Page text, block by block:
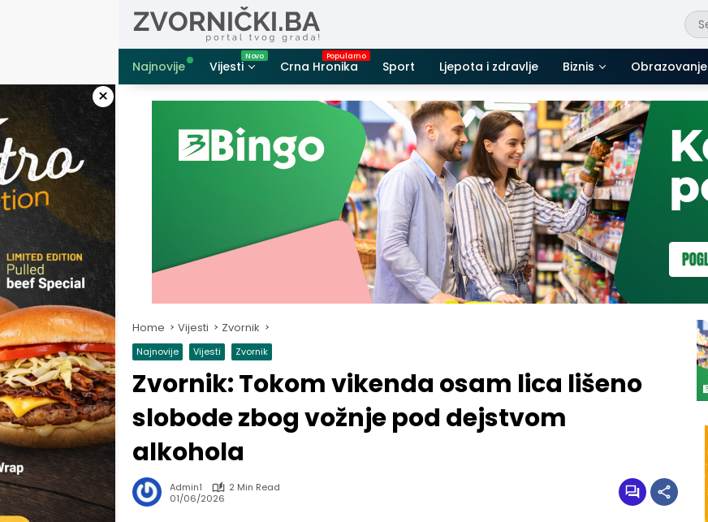
Najnovije
Vijesti Crna Hronika Sport Ljepota i zdravlje Biznis Obrazovanje
×
Home Vijesti Zvornik
Najnovije Vijesti Zvornik
Zvornik: Tokom vikenda osam lica lišeno
slobode zbog vožnje pod dejstvom
alkohola
Admin1
2 Min Read
01/06/2026